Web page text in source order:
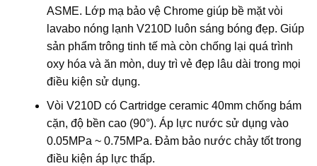
ASME. Lớp mạ bảo vệ Chrome giúp bề mặt vòi
lavabo nóng lạnh V210D luôn sáng bóng đẹp. Giúp
sản phẩm trông tinh tế mà còn chống lại quá trình
oxy hóa và ăn mòn, duy trì vẻ đẹp lâu dài trong mọi
điều kiện sử dụng.
Vòi V210D có Cartridge ceramic 40mm chống bám
cặn, độ bền cao (90°). Áp lực nước sử dụng vào
0.05MPa ~ 0.75MPa. Đảm bảo nước chảy tốt trong
điều kiện áp lực thấp.